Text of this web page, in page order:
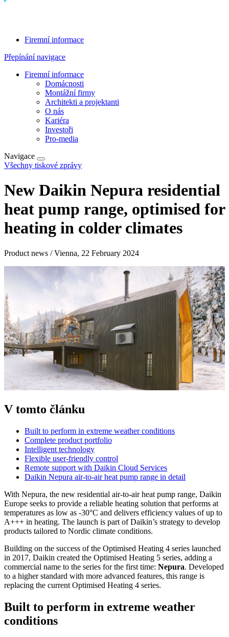
Firemní informace
Přepínání navigace
Firemní informace
Domácnosti
Montážní firmy
Architekti a projektanti
O nás
Kariéra
Investoři
Pro-media
Navigace
Všechny tiskové zprávy
New Daikin Nepura residential
heat pump range, optimised for
heating in colder climates
Product news / Vienna, 22 February 2024
V tomto článku
Built to perform in extreme weather conditions
Complete product portfolio
Intelligent technology
Flexible user-friendly control
Remote support with Daikin Cloud Services
Daikin Nepura air-to-air heat pump range in detail
With Nepura, the new residential air-to-air heat pump range, Daikin
Europe seeks to provide a reliable heating solution that performs at
temperatures as low as -30°C and delivers efficiency values of up to
A+++ in heating. The launch is part of Daikin’s strategy to develop
products tailored to Nordic climate conditions.
Building on the success of the Optimised Heating 4 series launched
in 2017, Daikin created the Optimised Heating 5 series, adding a
commercial name to the series for the first time: Nepura. Developed
to a higher standard with more advanced features, this range is
replacing the current Optimised Heating 4 series.
Built to perform in extreme weather
conditions